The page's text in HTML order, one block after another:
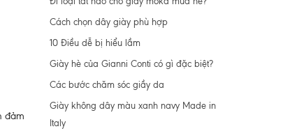
đảm
Cách chọn dây giày phù hợp
10 Điều dễ bị hiểu lầm
Giày hè của Gianni Conti có gì đặc biệt?
Các bước chăm sóc giầy da
Giày không dây màu xanh navy Made in
Italy